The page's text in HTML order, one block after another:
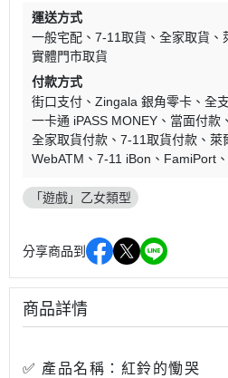
運送方式
一般宅配
7-11取貨 全家取貨
實體門市取貨
付款方式
街口支付
Zingala 銀角零卡
全
一卡通 iPASS MONEY
當面付款
全家取貨付款
7-11取貨付款 萊
WebATM
7-11 iBon FamiPort
「遊戲」乙女類型
分享商品到
商品詳情
✅ 產品名稱： 紅鈴的慟哭